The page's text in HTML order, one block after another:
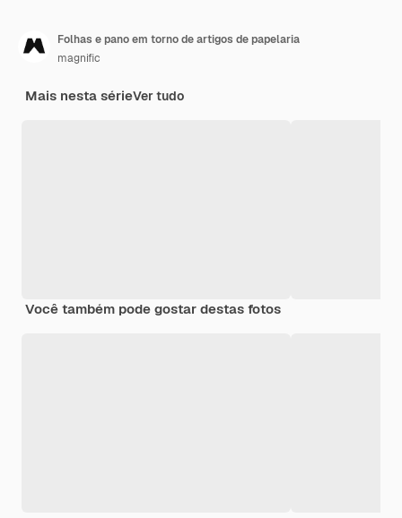
Folhas e pano em torno de artigos de papelaria
magnific
Mais nesta sérieVer tudo
Você também pode gostar destas fotos